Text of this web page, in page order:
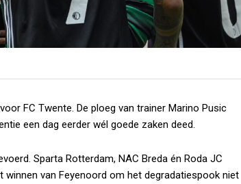
FC Twente. De ploeg van trainer Marino Pusic
een dag eerder wél goede zaken deed.
Sparta Rotterdam, NAC Breda én Roda JC
van Feyenoord om het degradatiespook niet